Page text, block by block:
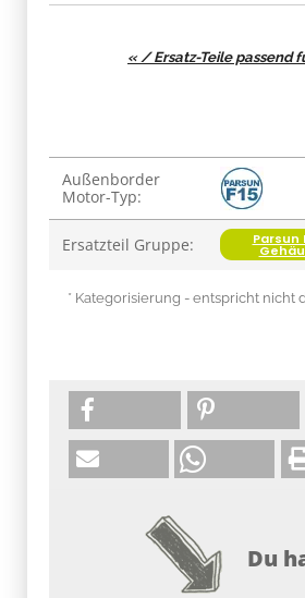
« / Ersatz-Teile passend
Produkteigenschaft
Wert
Außenborder
Motor-Typ:
Ersatzteil Gruppe: Parsun
* Kategorisierung - entspricht nicht
Du